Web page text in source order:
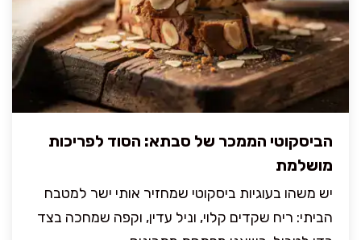
הביסקוטי הממכר של סבתא: הסוד לפריכות
מושלמת
יש משהו בעוגיות ביסקוטי שמחזיר אותי ישר למטבח
הביתי: ריח שקדים קלוי, וניל עדין, וקפה שמחכה בצד